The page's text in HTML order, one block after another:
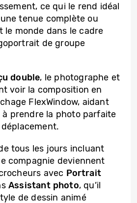
ce qui le rend idéal
tenue complète ou
le monde dans le cadre
de groupe
double, le photographe et
voir la composition en
FlexWindow, aidant
prendre la photo parfaite
tous les jours incluant
compagnie deviennent
avec Portrait
Assistant photo, qu’il
de dessin animé